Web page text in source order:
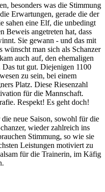
besonders was die Stimmung
Erwartungen, gerade die der
sahen eine Elf, die unbedingt
Beweis angetreten hat, dass
Sie gewann - und das mit
wünscht man sich als Schanzer
auch auf, den ehemaligen
tut gut. Diejenigen 1100
zu sein, bei einem
Platz. Diese Riesenzahl
für die Mannschaft.
Respekt! Es geht doch!
neue Saison, sowohl für die
wieder zahlreich ins
Stimmung, so wie sie
Leistungen motiviert zu
für die Trainerin, im Käfig